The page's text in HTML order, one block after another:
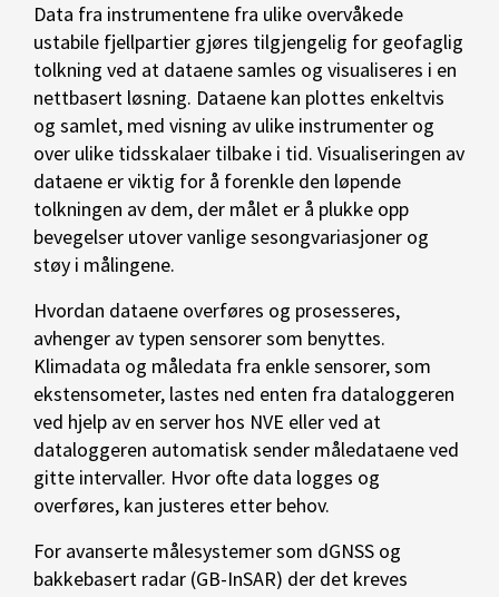
Data fra instrumentene fra ulike overvåkede
ustabile fjellpartier gjøres tilgjengelig for geofaglig
tolkning ved at dataene samles og visualiseres i en
nettbasert løsning. Dataene kan plottes enkeltvis
og samlet, med visning av ulike instrumenter og
over ulike tidsskalaer tilbake i tid. Visualiseringen av
dataene er viktig for å forenkle den løpende
tolkningen av dem, der målet er å plukke opp
bevegelser utover vanlige sesongvariasjoner og
støy i målingene.
Hvordan dataene overføres og prosesseres,
avhenger av typen sensorer som benyttes.
Klimadata og måledata fra enkle sensorer, som
ekstensometer, lastes ned enten fra dataloggeren
ved hjelp av en server hos NVE eller ved at
dataloggeren automatisk sender måledataene ved
gitte intervaller. Hvor ofte data logges og
overføres, kan justeres etter behov.
For avanserte målesystemer som dGNSS og
bakkebasert radar (GB-InSAR) der det kreves